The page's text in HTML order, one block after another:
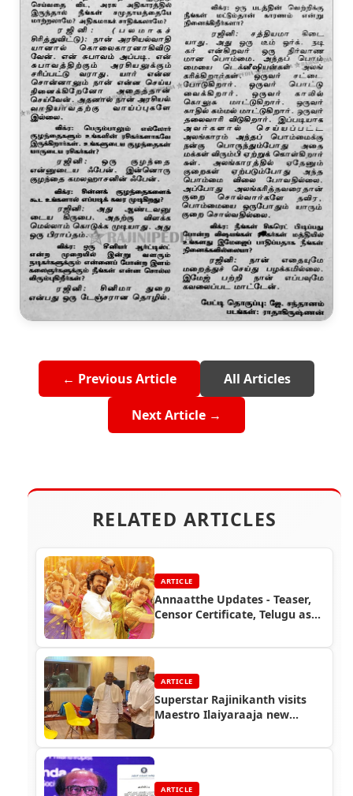
← Previous Article All Articles
Next Article →
RELATED ARTICLES
ARTICLE
Annaatthe Updates - Teaser,
Censor Certificate, Telugu as
ARTICLE
Superstar Rajinikanth visits
Maestro Ilaiyaraaja new
ARTICLE